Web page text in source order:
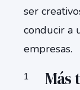
ser
conducir a
empresas.
Más